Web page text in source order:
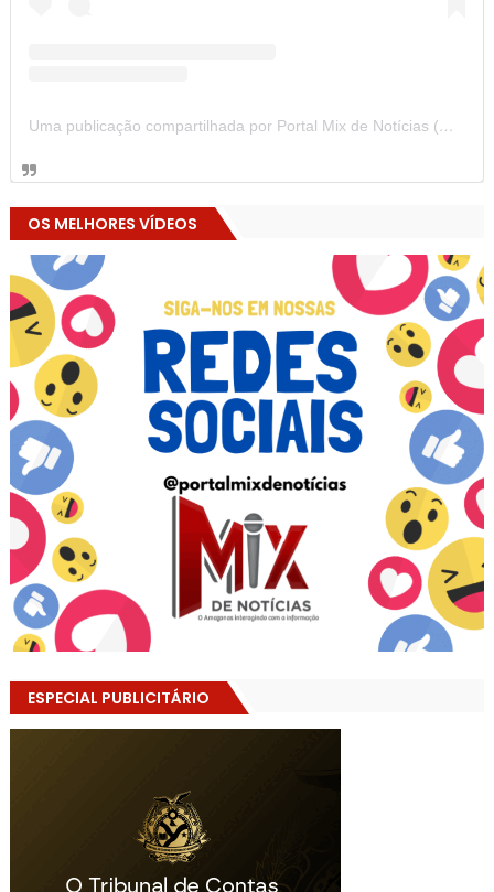
Uma publicação compartilhada por Portal Mix de Notícias (@portalmixdenoticias)
OS MELHORES VÍDEOS
ESPECIAL PUBLICITÁRIO